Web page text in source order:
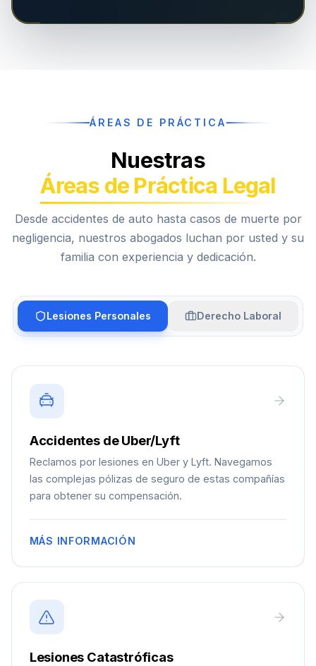
ÁREAS DE PRÁCTICA
Nuestras
Áreas de Práctica Legal
Desde accidentes de auto hasta casos de muerte por
negligencia, nuestros abogados luchan por usted y su
familia con experiencia y dedicación.
Lesiones Personales Derecho Laboral
Accidentes de Uber/Lyft
Reclamos por lesiones en Uber y Lyft. Navegamos
las complejas pólizas de seguro de estas compañías
para obtener su compensación.
MÁS INFORMACIÓN
Lesiones Catastróficas